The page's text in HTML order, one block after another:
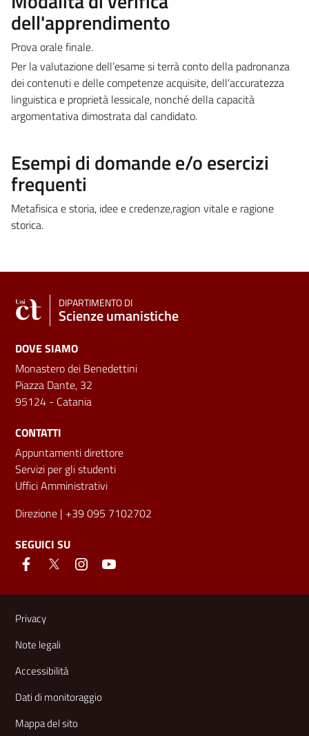
dell'apprendimento
Prova orale finale.
Per la valutazione dell’esame si terrà conto della padronanza
dei contenuti e delle competenze acquisite, dell’accuratezza
linguistica e proprietà lessicale, nonché della capacità
argomentativa dimostrata dal candidato.
Esempi di domande e/o esercizi
frequenti
Metafisica e storia, idee e credenze,ragion vitale e ragione
storica.
DIPARTIMENTO DI
Scienze umanistiche
DOVE SIAMO
Monastero dei Benedettini
Piazza Dante, 32
95124 - Catania
CONTATTI
Appuntamenti direttore
Servizi per gli studenti
Uffici Amministrativi
Direzione | +39 095 7102702
SEGUICI SU
Link e informazioni utili
Privacy
Note legali
Accessibilità
Dati di monitoraggio
Mappa del sito